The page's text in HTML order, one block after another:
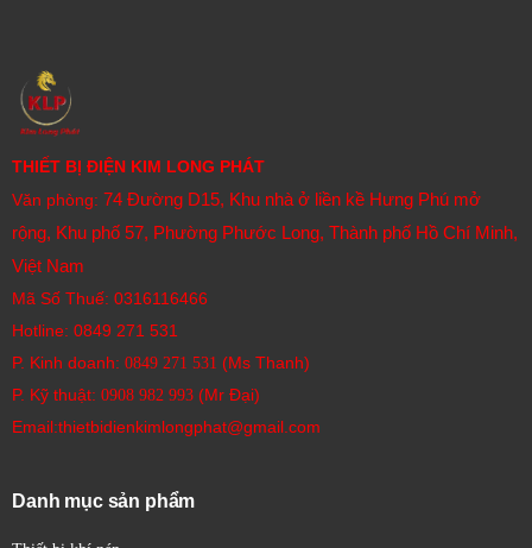
THIẾT BỊ ĐIỆN KIM LONG PHÁT
Văn phòng: 74 Đường D15, Khu nhà ở liền kề Hưng Phú mở
rộng, Khu phố 57, Phường Phước Long, Thành phố Hồ Chí Minh,
Việt Nam
Mã Số Thuế: 0316116466
Hotline: 0849 271 531
P. Kinh doanh: 0849 271 531 (Ms Thanh)
P. Kỹ thuật: 0908 982 993​ (Mr Đại)
Email:thietbidienkimlongphat@gmail.com
Danh mục sản phẩm